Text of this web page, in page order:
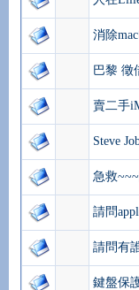
消除
巴黎 徵
賣二手
Steve
急救
請問
請問有
鍵盤保